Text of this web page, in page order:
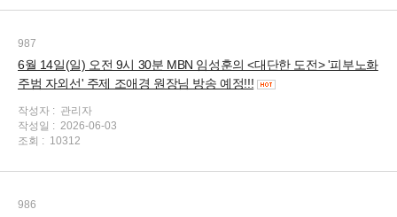
987
6월 14일(일) 오전 9시 30분 MBN 임성훈의 <대단한 도전> '피부노화
주범 자외선' 주제 조애경 원장님 방송 예정!!!
작성자 : 관리자
작성일 : 2026-06-03
조회 : 10312
986